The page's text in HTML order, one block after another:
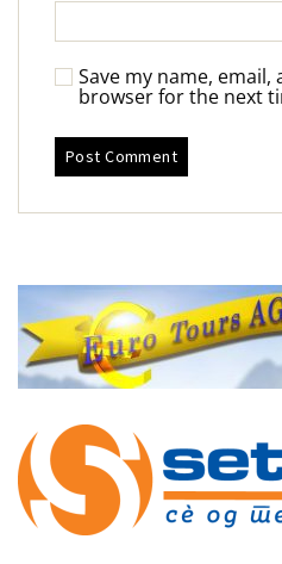
Save my name,
browser for the next